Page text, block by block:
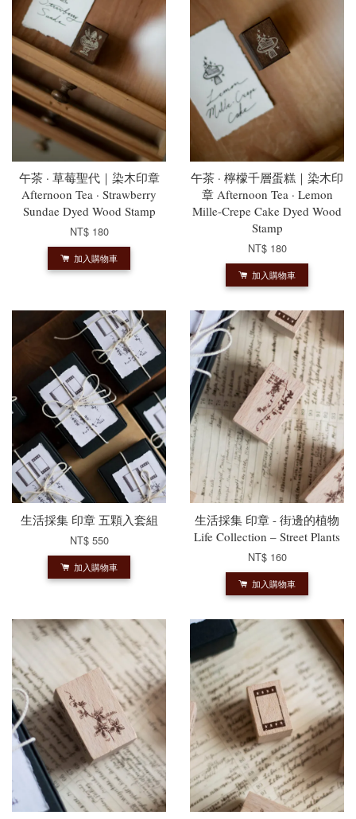
午茶 · 草莓聖代｜染木印章
Afternoon Tea · Strawberry
Sundae Dyed Wood Stamp
NT$ 180
加入購物車
午茶 · 檸檬千層蛋糕｜染木印
章 Afternoon Tea · Lemon
Mille-Crepe Cake Dyed Wood
Stamp
NT$ 180
加入購物車
生活採集 印章 五顆入套組
NT$ 550
加入購物車
生活採集 印章 - 街邊的植物
Life Collection – Street Plants
NT$ 160
加入購物車